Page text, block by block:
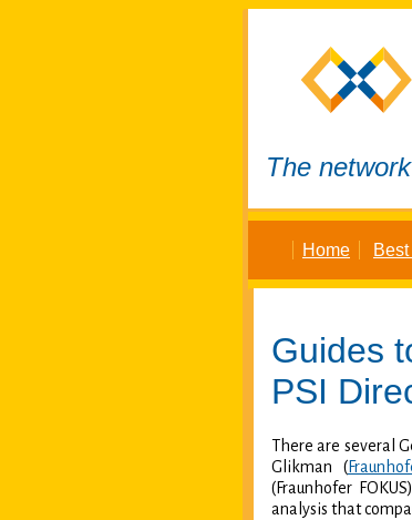
The
Home
Guides
PSI
There are several
Glikman (
(Fraunhofer
analysis that